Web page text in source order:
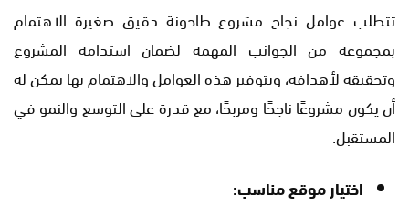
تتطلب عوامل نجاح مشروع طاحونة دقيق صغيرة الاهتمام
بمجموعة من الجوانب المهمة لضمان استدامة المشروع
وتحقيقه لأهدافه، وبتوفير هذه العوامل والاهتمام بها يمكن له
أن يكون مشروعًا ناجحًا ومربحًا، مع قدرة على التوسع والنمو في
المستقبل.
اختيار موقع مناسب: